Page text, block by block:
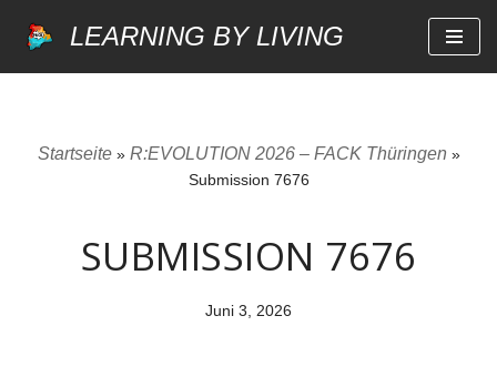
LEARNING BY LIVING
Startseite» R:EVOLUTION 2026 – FACK Thüringen »
Submission 7676
SUBMISSION 7676
Juni 3, 2026